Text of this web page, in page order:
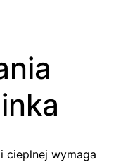
cieplnej wymaga